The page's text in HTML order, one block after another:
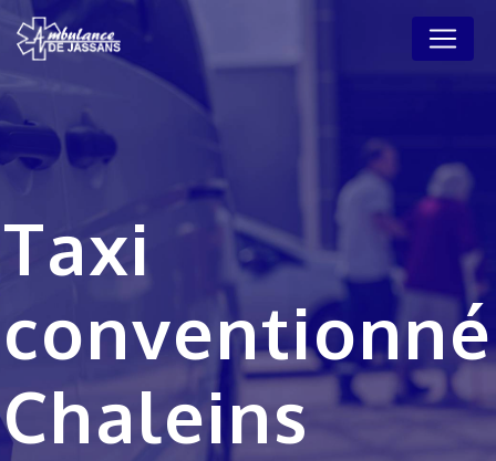
Taxi
conventionné
Chaleins
Panneau de gestion des cookies